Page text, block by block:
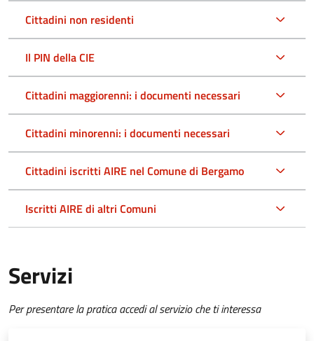
Cittadini non residenti
Il PIN della CIE
Cittadini maggiorenni: i documenti necessari
Cittadini minorenni: i documenti necessari
Cittadini iscritti AIRE nel Comune di Bergamo
Iscritti AIRE di altri Comuni
Servizi
Per presentare la pratica accedi al servizio che ti interessa